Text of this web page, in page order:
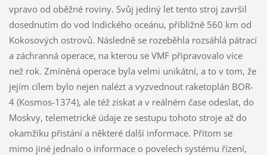
vpravo od oběžné roviny. Svůj jediný let tento stroj završil
dosednutím do vod Indického oceánu, přibližně 560 km od
Kokosových ostrovů. Následně se rozeběhla rozsáhlá pátrací
a záchranná operace, na kterou se VMF připravovalo více
než rok. Zmíněná operace byla velmi unikátní, a to v tom, že
jejím cílem bylo nejen nalézt a vyzvednout raketoplán BOR-
4 (Kosmos-1374), ale též získat a v reálném čase odeslat, do
Moskvy, telemetrické údaje ze sestupu tohoto stroje až do
okamžiku přistání a některé další informace. Přitom se
mimo jiné jednalo o informace o povelech systému řízení,